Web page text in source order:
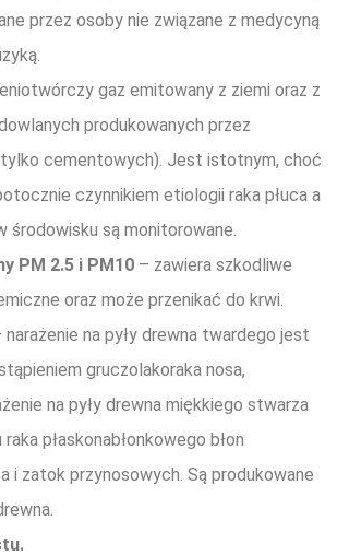
przez osoby nie związane z medycyną
gaz emitowany z ziemi oraz z
produkowanych przez
tylko cementowych). Jest istotnym, choć
czynnikiem etiologii raka płuca a
środowisku są monitorowane.
PM 2.5 i PM10 – zawiera szkodliwe
oraz może przenikać do krwi.
narażenie na pyły drewna twardego jest
gruczolakoraka nosa,
na pyły drewna miękkiego stwarza
płaskonabłonkowego błon
i zatok przynosowych. Są produkowane